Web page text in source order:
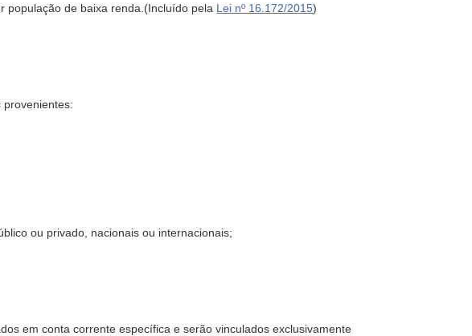
população de baixa renda.(Incluído pela Lei nº 16.172/2015)
provenientes:
ou privado, nacionais ou internacionais;
em conta corrente específica e serão vinculados exclusivamente